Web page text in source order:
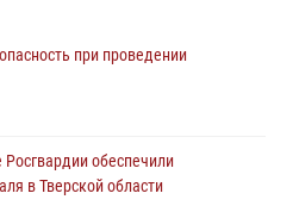
в молебне, посвященном
совершили 250 выездов и
неделю в Тверской области
при проведении
обеспечили
в Тверской области